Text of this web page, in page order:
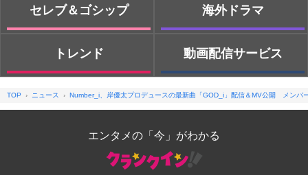
セレブ＆ゴシップ
トレンド
海外ドラマ
動画配信サービス
TOP ニュース Number_i、岸優太プロデュースの最新曲「GOD_i」配信＆MV公開 メンバ
エンタメの「今」がわかる